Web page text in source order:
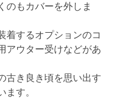
のもカバーを外しま
着するオプションのコ
アウター受けなどがあ
古き良き頃を思い出す
ます。